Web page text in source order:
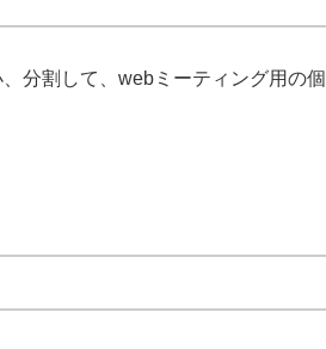
分割して、webミーティング用の個